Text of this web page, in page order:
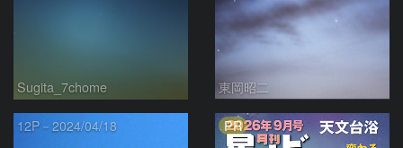
Sugita_7chome 東岡昭二
12P－2024/04/18 PR